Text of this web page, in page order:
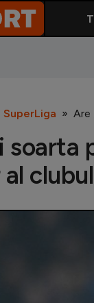
SuperLiga Are
soarta